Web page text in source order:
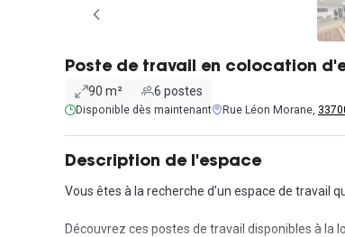
Poste de travail en colocation
90 m² 6 postes
Disponible dès maintenant Rue Léon Morane,
Description de l'espace
Vous êtes à la recherche d’un espace de travail
Découvrez ces postes de travail disponibles à la